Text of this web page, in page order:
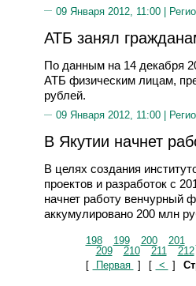
09 Января 2012, 11:00 |
АТБ занял
По данным на 14 декабря
АТБ физическим лицам,
рублей.
09 Января 2012, 11:00 |
В Якутии начнет
В целях создания
проектов и разработок с
начнет работу венчурный
аккумулировано 200 млн
198 199 200 201
209
210 211
212
[
Первая ] [ < ]